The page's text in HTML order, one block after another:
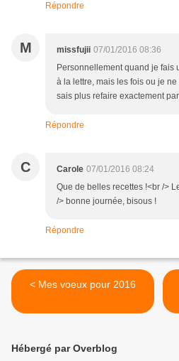
Répondre
M missfujii 07/01/2016 08:36
Personnellement quand je fais
à la lettre, mais les fois ou je
sais plus refaire exactement
Répondre
C Carole 07/01/2016 08:24
Que de belles recettes !<br />
/> bonne journée, bisous !
Répondre
< Mes voeux pour 2016
Hébergé par Overblog